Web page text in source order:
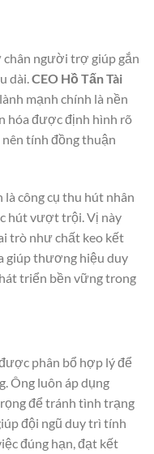
chân người trợ giúp gắn
dài.CEO Hồ Tấn Tài
mạnh chính là nền
hóa được định hình rõ
tính đồng thuận
công cụ thu hút nhân
hút vượt trội. Vị này
trò như chất keo kết
giúp thương hiệu duy
triển bền vững trong
phân bổ hợp lý để
Ông luôn áp dụng
để tránh tình trạng
đội ngũ duy trì tính
đúng hạn, đạt kết